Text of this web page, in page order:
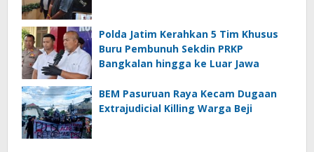
Polda Jatim Kerahkan 5 Tim Khusus
Buru Pembunuh Sekdin PRKP
Bangkalan hingga ke Luar Jawa
BEM Pasuruan Raya Kecam Dugaan
Extrajudicial Killing Warga Beji